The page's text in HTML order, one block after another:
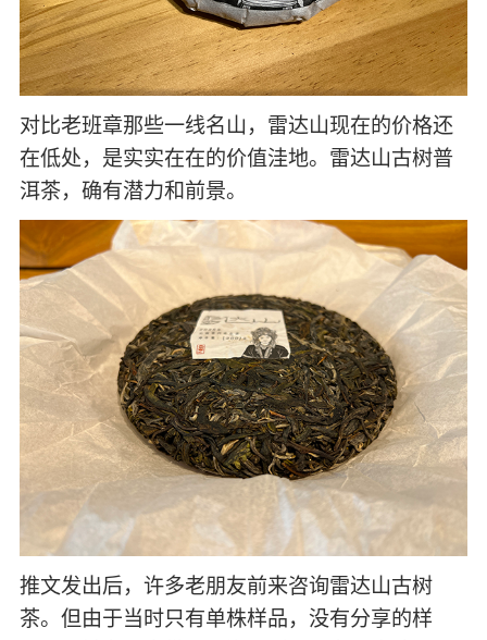
对比老班章那些一线名山，雷达山现在的价格还
在低处，是实实在在的价值洼地。雷达山古树普
洱茶，确有潜力和前景。
推文发出后，许多老朋友前来咨询雷达山古树
茶。但由于当时只有单株样品，没有分享的样